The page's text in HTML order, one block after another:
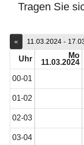
Tragen Sie
« 11.03.2024 -
Uhr
00-01
01-02
02-03
03-04
Mo
11.03.2024